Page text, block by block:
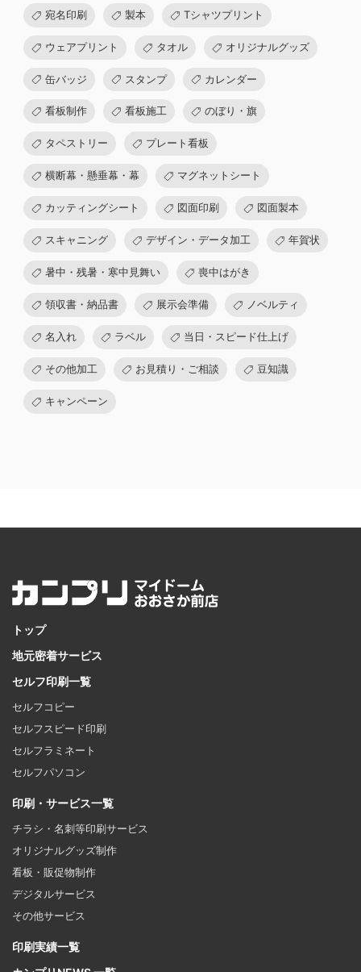
宛名印刷 製本 Tシャツプリント
ウェアプリント タオル オリジナルグッズ
缶バッジ スタンプ カレンダー
看板制作 看板施工 のぼり・旗
タペストリー プレート看板
横断幕・懸垂幕・幕 マグネットシート
カッティングシート 図面印刷 図面製本
スキャニング デザイン・データ加工 年賀状
暑中・残暑・寒中見舞い 喪中はがき
領収書・納品書 展示会準備 ノベルティ
名入れ ラベル 当日・スピード仕上げ
その他加工 お見積り・ご相談 豆知識
キャンペーン
トップ
地元密着サービス
セルフ印刷一覧
セルフコピー
セルフスピード印刷
セルフラミネート
セルフパソコン
印刷・サービス一覧
チラシ・名刺等印刷サービス
オリジナルグッズ制作
看板・販促物制作
デジタルサービス
その他サービス
印刷実績一覧